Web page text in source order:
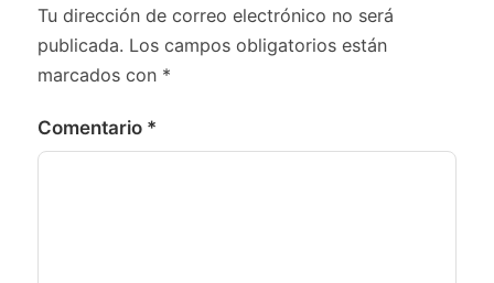
Tu dirección de correo electrónico no será
publicada. Los campos obligatorios están
marcados con *
Comentario *